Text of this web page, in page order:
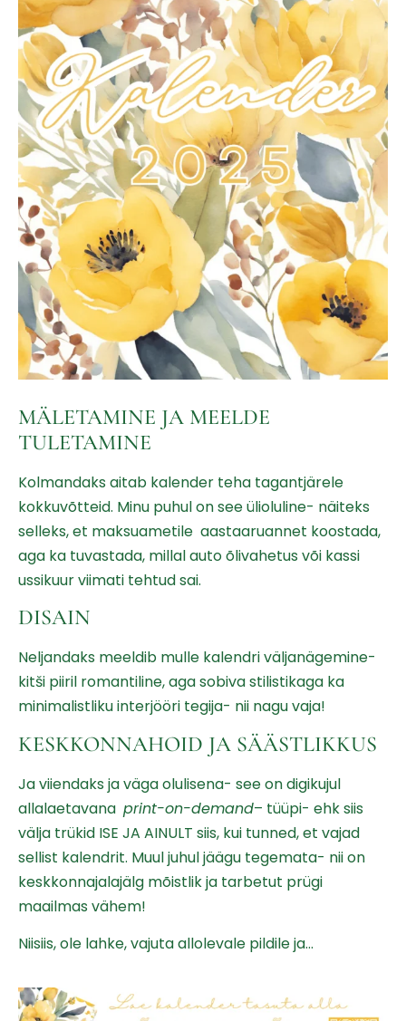
MÄLETAMINE JA MEELDE
TULETAMINE
Kolmandaks aitab kalender teha tagantjärele
kokkuvõtteid. Minu puhul on see ülioluline- näiteks
selleks, et maksuametile aastaaruannet koostada,
aga ka tuvastada, millal auto õlivahetus või kassi
ussikuur viimati tehtud sai.
DISAIN
Neljandaks meeldib mulle kalendri väljanägemine-
kitši piiril romantiline, aga sobiva stilistikaga ka
minimalistliku interjööri tegija- nii nagu vaja!
KESKKONNAHOID JA SÄÄSTLIKKUS
Ja viiendaks ja väga olulisena- see on digikujul
allalaetavana print-on-demand– tüüpi- ehk siis
välja trükid ISE JA AINULT siis, kui tunned, et vajad
sellist kalendrit. Muul juhul jäägu tegemata- nii on
keskkonnajalajälg mõistlik ja tarbetut prügi
maailmas vähem!
Niisiis, ole lahke, vajuta allolevale pildile ja…